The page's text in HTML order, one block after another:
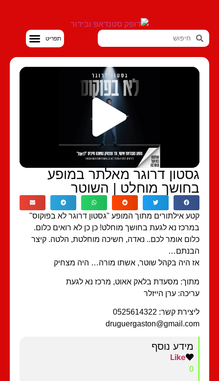
דרוגר מאלתר במופע
מוחלט | השוטר
אילתורים מתוך המופע "גסטון דרוגר לא בפוקוס"
נא לגעת בחושך מוחלט! כן כן לא רואים כלום.
אומר לכם.. נאדה, חשיכה מוחלטת, הלטה. קיצר
היה בקהל שוטר, אשתו מורה… היה מצחיק
מסעדת בלאק אאוט, מרכז נא לגעת
ערן הייזלר
קשר: 0525614322
מידע נוסף